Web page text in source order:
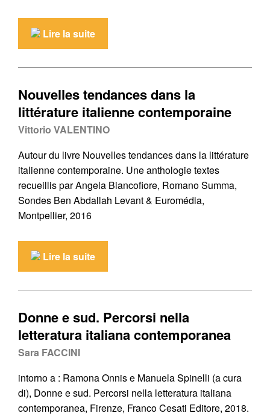
Lire la suite
Nouvelles tendances dans la
littérature italienne contemporaine
Vittorio VALENTINO
Autour du livre Nouvelles tendances dans la littérature
italienne contemporaine. Une anthologie textes
recueillis par Angela Biancofiore, Romano Summa,
Sondes Ben Abdallah Levant & Euromédia,
Montpellier, 2016
Lire la suite
Donne e sud. Percorsi nella
letteratura italiana contemporanea
Sara FACCINI
intorno a : Ramona Onnis e Manuela Spinelli (a cura
di), Donne e sud. Percorsi nella letteratura italiana
contemporanea, Firenze, Franco Cesati Editore, 2018.